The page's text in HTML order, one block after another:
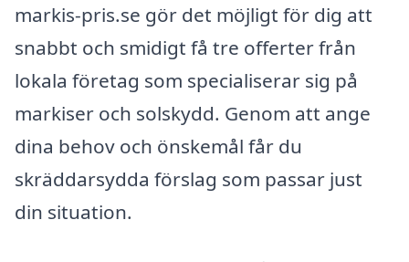
markis-pris.se gör det möjligt för dig att
snabbt och smidigt få tre offerter från
lokala företag som specialiserar sig på
markiser och solskydd. Genom att ange
dina behov och önskemål får du
skräddarsydda förslag som passar just
din situation.